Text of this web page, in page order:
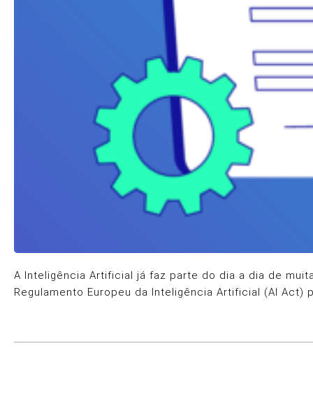
A Inteligência Artificial já faz parte do dia a dia de
Regulamento Europeu da Inteligência Artificial (AI